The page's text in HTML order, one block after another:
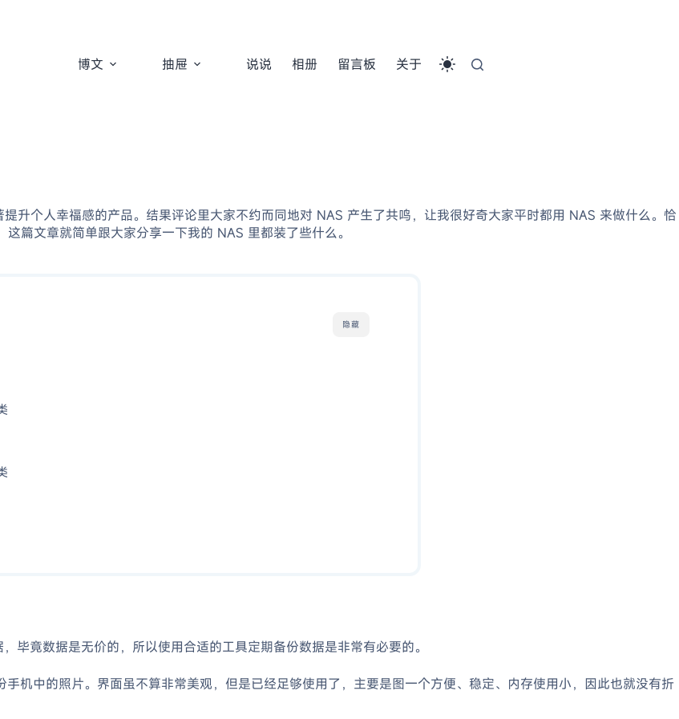
博文 抽屉 说说 相册 留言板 关于
升个人幸福感的产品。结果评论里大家不约而同地对 NAS 产生了共鸣，让我很好奇大家平时都用 NAS 来做什么。恰
篇文章就简单跟大家分享一下我的 NAS 里都装了些什么。
隐藏
毕竟数据是无价的，所以使用合适的工具定期备份数据是非常有必要的。
机中的照片。界面虽不算非常美观，但是已经足够使用了，主要是图一个方便、稳定、内存使用小，因此也就没有折